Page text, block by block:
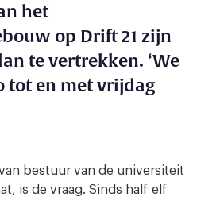
het
op Drift 21 zijn
te vertrekken. ‘We
tot en met vrijdag
bestuur van de universiteit
is de vraag. Sinds half elf